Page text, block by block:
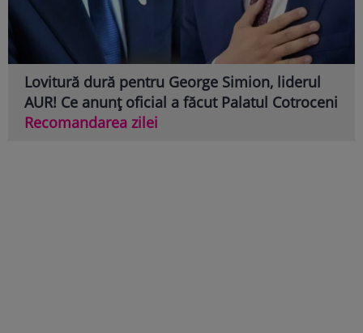
Lovitură dură pentru George Simion, liderul
AUR! Ce anunț oficial a făcut Palatul Cotroceni
Recomandarea zilei